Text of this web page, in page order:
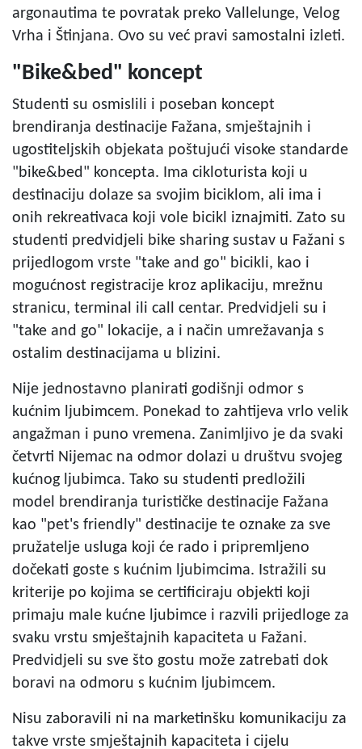
argonautima te povratak preko Vallelunge, Velog
Vrha i Štinjana. Ovo su već pravi samostalni izleti.
"Bike&bed" koncept
Studenti su osmislili i poseban koncept
brendiranja destinacije Fažana, smještajnih i
ugostiteljskih objekata poštujući visoke standarde
"bike&bed" koncepta. Ima cikloturista koji u
destinaciju dolaze sa svojim biciklom, ali ima i
onih rekreativaca koji vole bicikl iznajmiti. Zato su
studenti predvidjeli bike sharing sustav u Fažani s
prijedlogom vrste "take and go" bicikli, kao i
mogućnost registracije kroz aplikaciju, mrežnu
stranicu, terminal ili call centar. Predvidjeli su i
"take and go" lokacije, a i način umrežavanja s
ostalim destinacijama u blizini.
Nije jednostavno planirati godišnji odmor s
kućnim ljubimcem. Ponekad to zahtijeva vrlo velik
angažman i puno vremena. Zanimljivo je da svaki
četvrti Nijemac na odmor dolazi u društvu svojeg
kućnog ljubimca. Tako su studenti predložili
model brendiranja turističke destinacije Fažana
kao "pet's friendly" destinacije te oznake za sve
pružatelje usluga koji će rado i pripremljeno
dočekati goste s kućnim ljubimcima. Istražili su
kriterije po kojima se certificiraju objekti koji
primaju male kućne ljubimce i razvili prijedloge za
svaku vrstu smještajnih kapaciteta u Fažani.
Predvidjeli su sve što gostu može zatrebati dok
boravi na odmoru s kućnim ljubimcem.
Nisu zaboravili ni na marketinšku komunikaciju za
takve vrste smještajnih kapaciteta i cijelu